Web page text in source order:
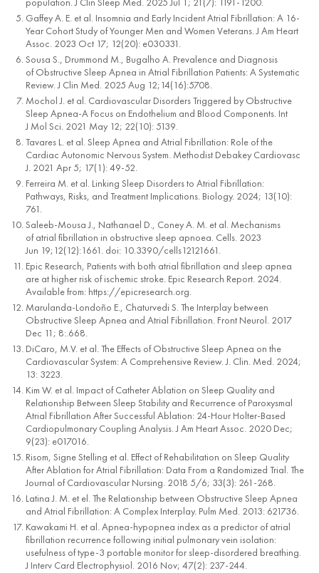
Gaffey A. E. et al. Insomnia and Early Incident Atrial Fibrillation: A 16-
Year Cohort Study of Younger Men and Women Veterans. J Am Heart
Assoc. 2023 Oct 17; 12(20): e030331.
Sousa S., Drummond M., Bugalho A. Prevalence and Diagnosis
of Obstructive Sleep Apnea in Atrial Fibrillation Patients: A Systematic
Review. J Clin Med. 2025 Aug 12;14(16):5708.
Mochol J. et al. Cardiovascular Disorders Triggered by Obstructive
Sleep Apnea-A Focus on Endothelium and Blood Components. Int
J Mol Sci. 2021 May 12; 22(10): 5139.
Tavares L. et al. Sleep Apnea and Atrial Fibrillation: Role of the
Cardiac Autonomic Nervous System. Methodist Debakey Cardiovasc
J. 2021 Apr 5; 17(1): 49-52.
Ferreira M. et al. Linking Sleep Disorders to Atrial Fibrillation:
Pathways, Risks, and Treatment Implications. Biology. 2024; 13(10):
761.
Saleeb-Mousa J., Nathanael D., Coney A. M. et al. Mechanisms
of atrial fibrillation in obstructive sleep apnoea. Cells. 2023
Jun 19;12(12):1661. doi: 10.3390/cells12121661.
Epic Research, Patients with both atrial fibrillation and sleep apnea
are at higher risk of ischemic stroke. Epic Research Report. 2024.
Available from: https://epicresearch.org.
Marulanda-Londoño E., Chaturvedi S. The Interplay between
Obstructive Sleep Apnea and Atrial Fibrillation. Front Neurol. 2017
Dec 11; 8:.668.
DiCaro, M.V. et al. The Effects of Obstructive Sleep Apnea on the
Cardiovascular System: A Comprehensive Review. J. Clin. Med. 2024;
13: 3223.
Kim W. et al. Impact of Catheter Ablation on Sleep Quality and
Relationship Between Sleep Stability and Recurrence of Paroxysmal
Atrial Fibrillation After Successful Ablation: 24-Hour Holter-Based
Cardiopulmonary Coupling Analysis. J Am Heart Assoc. 2020 Dec;
9(23): e017016.
Risom, Signe Stelling et al. Effect of Rehabilitation on Sleep Quality
After Ablation for Atrial Fibrillation: Data From a Randomized Trial. The
Journal of Cardiovascular Nursing. 2018 5/6; 33(3): 261-268.
Latina J. M. et el. The Relationship between Obstructive Sleep Apnea
and Atrial Fibrillation: A Complex Interplay. Pulm Med. 2013: 621736.
Kawakami H. et al. Apnea-hypopnea index as a predictor of atrial
fibrillation recurrence following initial pulmonary vein isolation:
usefulness of type-3 portable monitor for sleep-disordered breathing.
J Interv Card Electrophysiol. 2016 Nov; 47(2): 237-244.